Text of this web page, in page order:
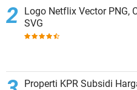
Logo Netflix Vector PNG,
SVG
Properti KPR Subsidi